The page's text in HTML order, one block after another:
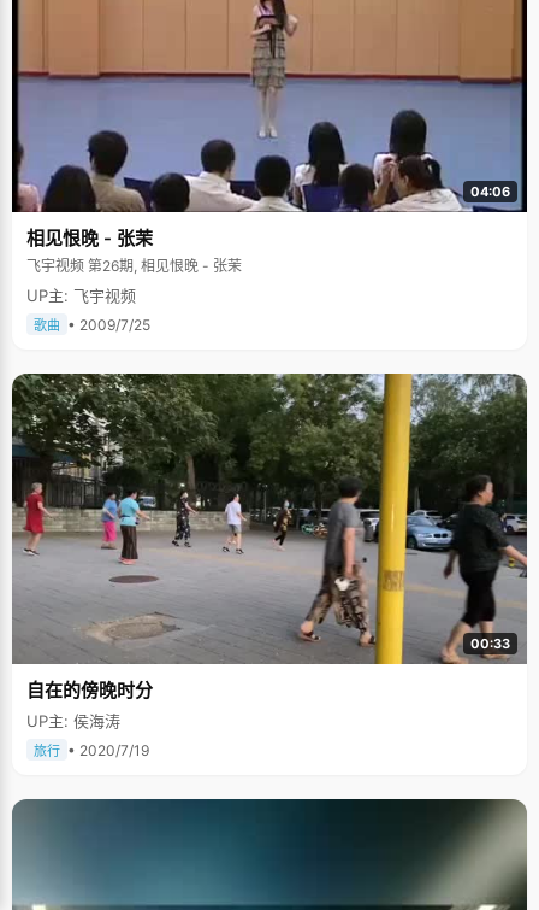
04:06
相见恨晚 - 张茉
飞宇视频 第26期, 相见恨晚 - 张茉
UP主: 飞宇视频
歌曲 • 2009/7/25
00:33
自在的傍晚时分
UP主: 侯海涛
旅行 • 2020/7/19